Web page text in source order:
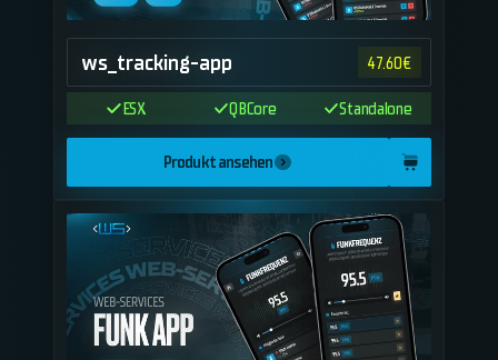
ws_tracking-app 47.60€
ESX QBCore Standalone
Produkt ansehen